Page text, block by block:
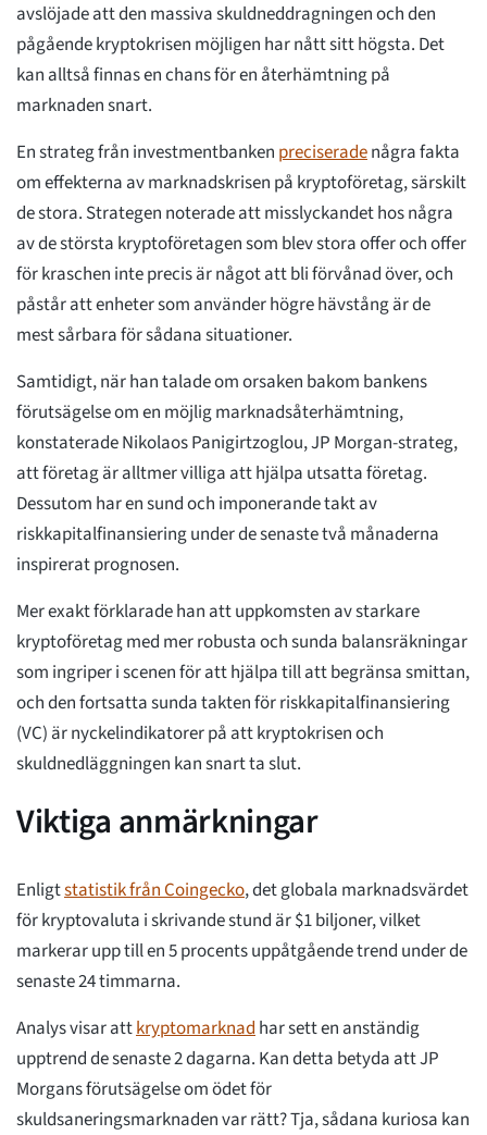
avslöjade att den massiva skuldneddragningen och den
pågående kryptokrisen möjligen har nått sitt högsta. Det
kan alltså finnas en chans för en återhämtning på
marknaden snart.
En strateg från investmentbanken preciseradenågra fakta
om effekterna av marknadskrisen på kryptoföretag, särskilt
de stora. Strategen noterade att misslyckandet hos några
av de största kryptoföretagen som blev stora offer och offer
för kraschen inte precis är något att bli förvånad över, och
påstår att enheter som använder högre hävstång är de
mest sårbara för sådana situationer.
Samtidigt, när han talade om orsaken bakom bankens
förutsägelse om en möjlig marknadsåterhämtning,
konstaterade Nikolaos Panigirtzoglou, JP Morgan-strateg,
att företag är alltmer villiga att hjälpa utsatta företag.
Dessutom har en sund och imponerande takt av
riskkapitalfinansiering under de senaste två månaderna
inspirerat prognosen.
Mer exakt förklarade han att uppkomsten av starkare
kryptoföretag med mer robusta och sunda balansräkningar
som ingriper i scenen för att hjälpa till att begränsa smittan,
och den fortsatta sunda takten för riskkapitalfinansiering
(VC) är nyckelindikatorer på att kryptokrisen och
skuldnedläggningen kan snart ta slut.
Viktiga anmärkningar
Enligtstatistik från Coingecko, det globala marknadsvärdet
för kryptovaluta i skrivande stund är $1 biljoner, vilket
markerar upp till en 5 procents uppåtgående trend under de
senaste 24 timmarna.
Analys visar attkryptomarknadhar sett en anständig
upptrend de senaste 2 dagarna. Kan detta betyda att JP
Morgans förutsägelse om ödet för
skuldsaneringsmarknaden var rätt? Tja, sådana kuriosa kan